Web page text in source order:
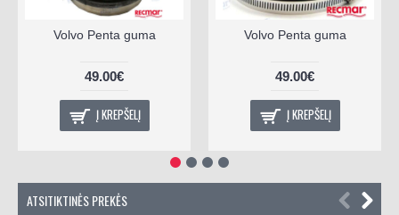
Volvo Penta guma
49.00€
Į KREPŠELĮ
Volvo Penta guma
49.00€
Į KREPŠELĮ
ATSITIKTINĖS PREKĖS